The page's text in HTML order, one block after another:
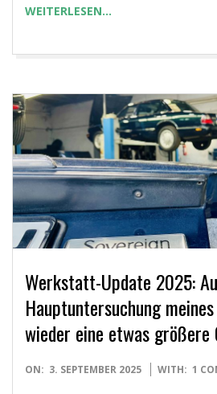
WEITERLESEN…
Werkstatt-Update 2025:
Hauptuntersuchung
wieder eine etwas größere
2025-
ON: 3. SEPTEMBER 2025 WITH: 1